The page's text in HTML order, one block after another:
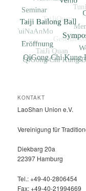
KONTAKT
LaoShan Union e.V.
Vereinigung für
Diekbarg 20a
22397 Hamburg
Tel.: +49-40-2806454
Fax: +49-40-21994669